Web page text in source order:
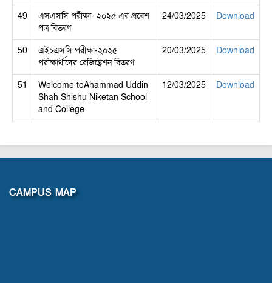
49
এসএসসি পরীক্ষা- ২০২৫ এর প্রবেশ
পত্র বিতরণ
24/03/2025 Download
50
এইচএসসি পরীক্ষা-২০২৫
পরীক্ষার্থীদের রেজিষ্ট্রেশন বিতরণ
20/03/2025 Download
51
Welcome toAhammad Uddin
Shah Shishu Niketan School
and College
12/03/2025 Download
CAMPUS MAP